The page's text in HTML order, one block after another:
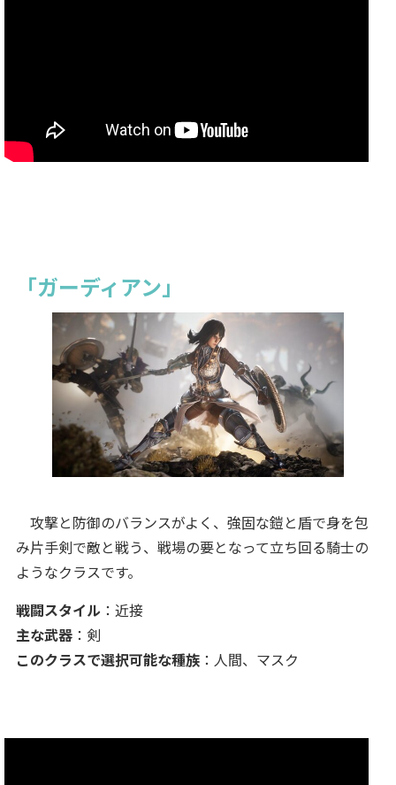
「ガーディアン」
攻撃と防御のバランスがよく、強固な鎧と盾で身を包
み片手剣で敵と戦う、戦場の要となって立ち回る騎士の
ようなクラスです。
戦闘スタイル ：近接
主な武器：剣
このクラスで選択可能な種族：人間、マスク